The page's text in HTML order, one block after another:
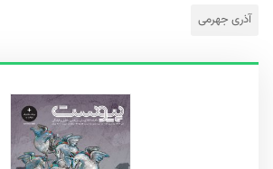
آذری جهرمی